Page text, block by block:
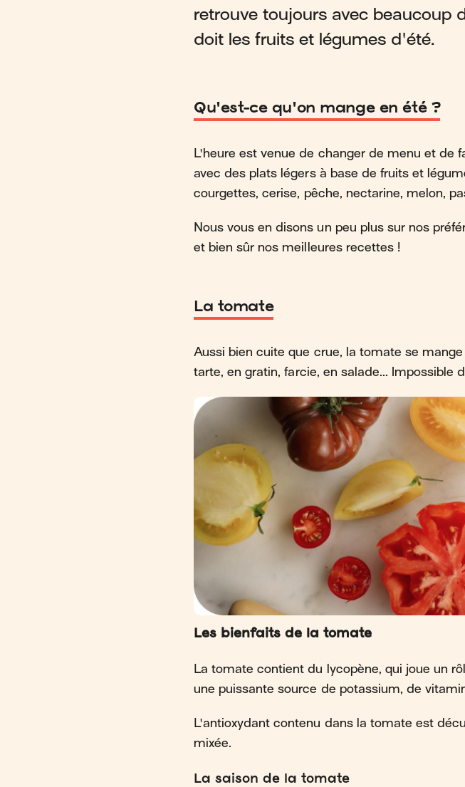
retrouve toujours avec beaucoup
doit les fruits et légumes d'été.
Qu'est-ce qu'on mange en été ?
L'heure est venue de changer de menu et de
avec des plats légers à base de fruits et
courgettes, cerise, pêche, nectarine, melon,
Nous vous en disons un peu plus sur nos
et bien sûr nos meilleures recettes !
La tomate
Aussi bien cuite que crue, la tomate se
tarte, en gratin, farcie, en salade... Impossible
Les bienfaits de la tomate
La tomate contient du lycopène, qui joue un
une puissante source de potassium, de
L'antioxydant contenu dans la tomate est
mixée.
La saison de la tomate